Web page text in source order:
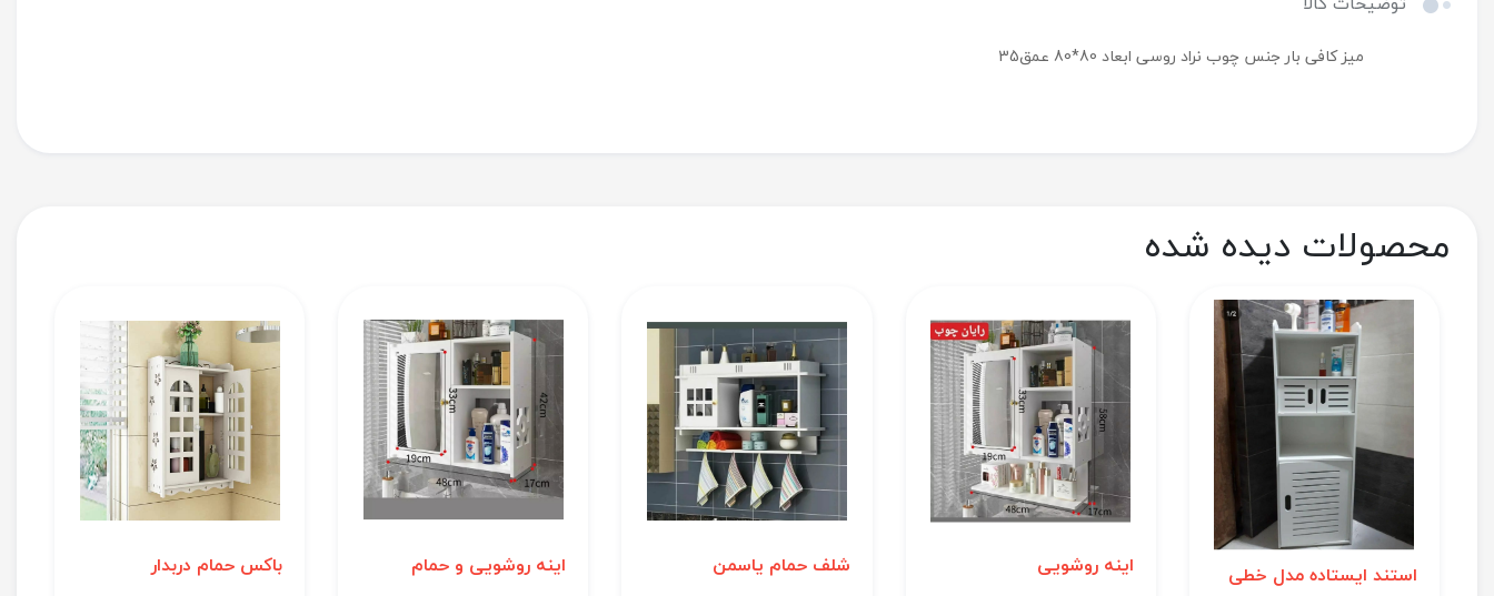
میز کافی بار جنس چوب نراد روسی ابعاد 80*80 عمق35
محصولات دیده شده
استند ایستاده مدل خطی اینه روشویی شلف حمام یاسمن اینه روشویی و حمام باکس حمام دربدار